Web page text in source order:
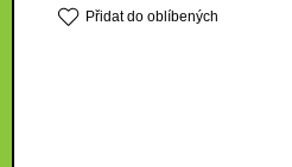
Přidat do oblíbených